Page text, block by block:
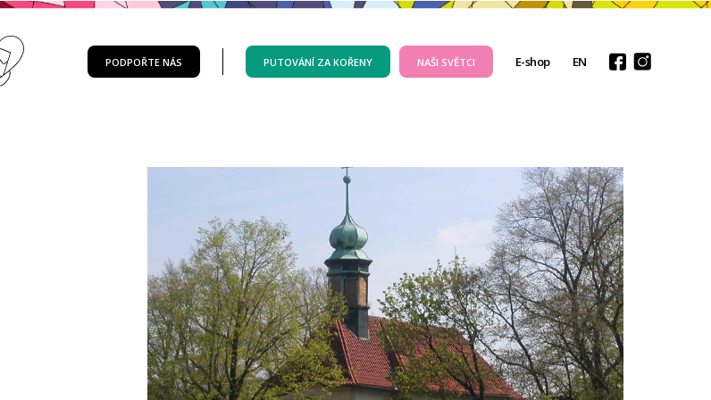
PODPOŘTE NÁS PUTOVÁNÍ ZA KOŘENY NAŠI SVĚTCI E-shop EN